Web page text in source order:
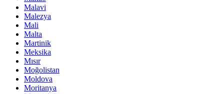
Malavi
Malezya
Mali
Malta
Martinik
Meksika
Mısır
Moğolistan
Moldova
Moritanya